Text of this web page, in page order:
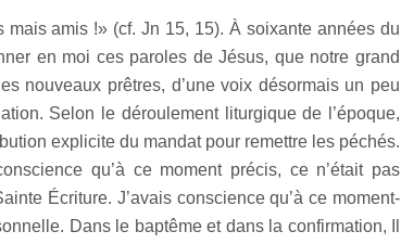
amis !» (cf. Jn 15, 15). À soixante années du
en moi ces paroles de Jésus, que notre grand
nouveaux prêtres, d’une voix désormais un peu
Selon le déroulement liturgique de l’époque,
explicite du mandat pour remettre les péchés.
qu’à ce moment précis, ce n’était pas
Écriture. J’avais conscience qu’à ce moment-
Dans le baptême et dans la confirmation, Il